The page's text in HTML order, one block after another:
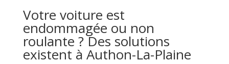
Votre voiture est
endommagée ou non
roulante ? Des solutions
existent à Authon-La-Plaine